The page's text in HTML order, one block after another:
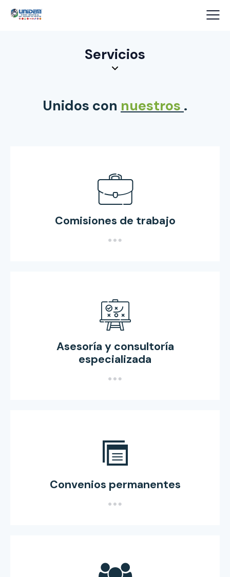
Servicios
Unidos connuestros soc
Comisiones de trabajo
Asesoría y consultoría
especializada
Convenios permanentes